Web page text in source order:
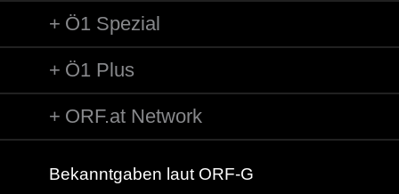
Ö1 Spezial
Ö1 Plus
ORF.at Network
Bekanntgaben laut ORF-G